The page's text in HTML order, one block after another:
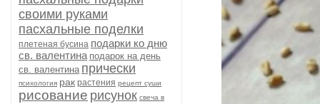
своими руками
пасхальные поделки
плетеная бусина подарки ко дню
св. валентина подарок на день
св. валентина прически
психология рак растения рецепт суши
рисование рисунок свеча в